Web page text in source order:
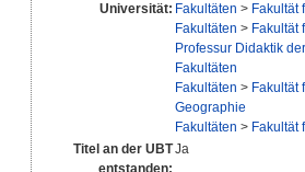
Universität: Fakultäten > Fakultät
Fakultäten > Fakultät
Professur Didaktik
Fakultäten
Fakultäten > Fakultät
Geographie
Fakultäten > Fakultät
Titel an der UBTJa